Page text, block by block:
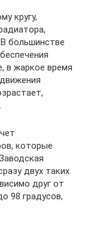
кругу,
большинстве
в жаркое время
которые
двух таких
друг от
98 градусов,